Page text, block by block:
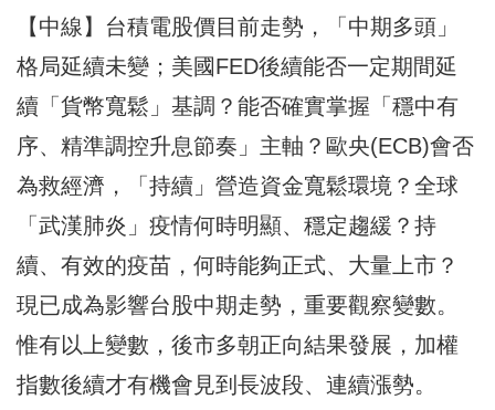
【中線】台積電股價目前走勢，「中期多頭」
格局延續未變；美國FED後續能否一定期間延
續「貨幣寬鬆」基調？能否確實掌握「穩中有
序、精準調控升息節奏」主軸？歐央(ECB)會否
為救經濟，「持續」營造資金寬鬆環境？全球
「武漢肺炎」疫情何時明顯、穩定趨緩？持
續、有效的疫苗，何時能夠正式、大量上市？
現已成為影響台股中期走勢，重要觀察變數。
惟有以上變數，後市多朝正向結果發展，加權
指數後續才有機會見到長波段、連續漲勢。